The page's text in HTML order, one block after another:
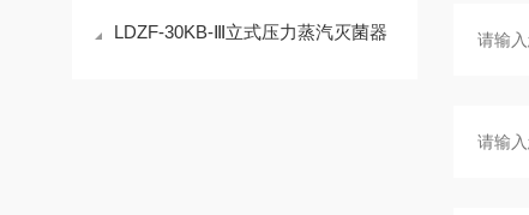
LDZF-30KB-Ⅲ立式压力蒸汽灭菌器